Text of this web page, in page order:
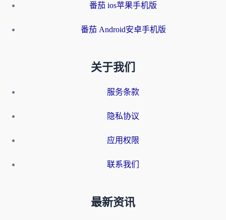
番茄 ios苹果手机版
番茄 Android安卓手机版
关于我们
服务条款
隐私协议
应用权限
联系我们
最新资讯